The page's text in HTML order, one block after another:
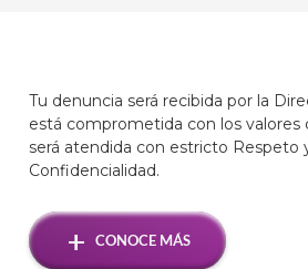
Tu denuncia será recibida por la
está comprometida con los valores
será atendida con estricto Respeto
Confidencialidad.
+ CONOCE MÁS